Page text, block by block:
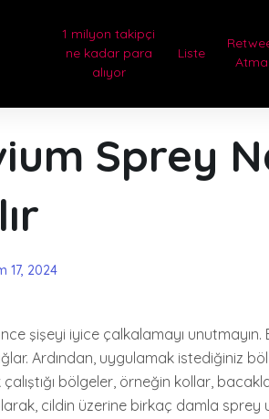
1 milyon takipçi
ne kadar para
alıyor
Liste
Atma
Sprey
17, 2024
şişeyi iyice çalkalamayı
Ardından, uygulamak istediğiniz
bölgeler, örneğin kollar,
cildin üzerine birkaç damla sprey